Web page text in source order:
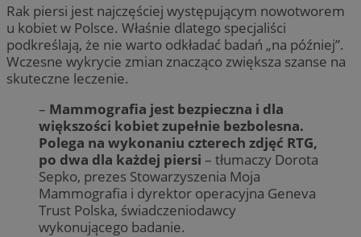
Rak piersi jest najczęściej występującym nowotworem
u kobiet w Polsce. Właśnie dlatego specjaliści
podkreślają, że nie warto odkładać badań „na później”.
Wczesne wykrycie zmian znacząco zwiększa szanse na
skuteczne leczenie.
– Mammografia jest bezpieczna i dla
większości kobiet zupełnie bezbolesna.
Polega na wykonaniu czterech zdjęć RTG,
po dwa dla każdej piersi – tłumaczy Dorota
Sepko, prezes Stowarzyszenia Moja
Mammografia i dyrektor operacyjna Geneva
Trust Polska, świadczeniodawcy
wykonującego badanie.